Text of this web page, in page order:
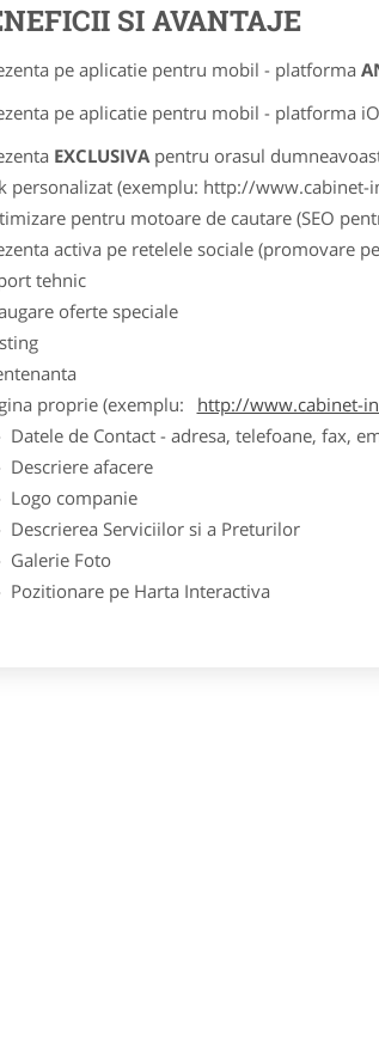
SI AVANTAJE
pe aplicatie pentru mobil - platforma
pe aplicatie pentru mobil - platforma
EXCLUSIVApentru orasul
personalizat (exemplu: http://
pentru motoare de cautare (SEO
activa pe retelele sociale (promovare
tehnic
oferte speciale
proprie (exemplu:
http://www.cabinet-
de Contact - adresa, telefoane, fax,
afacere
companie
Serviciilor si a Preturilor
Foto
pe Harta Interactiva